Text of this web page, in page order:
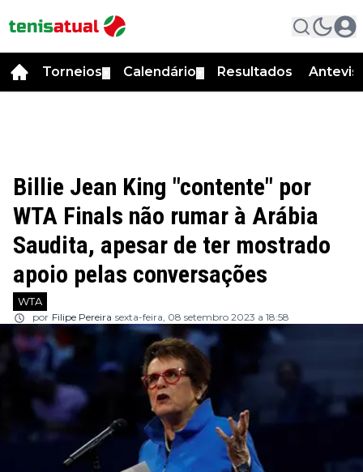
Torneios Calendário Resultados
Billie Jean King "contente" por
WTA Finals não rumar à Arábia
Saudita, apesar de ter mostrado
apoio pelas conversações
WTA
por Filipe Pereira sexta-feira, 08 setembro 2023 a 18:58